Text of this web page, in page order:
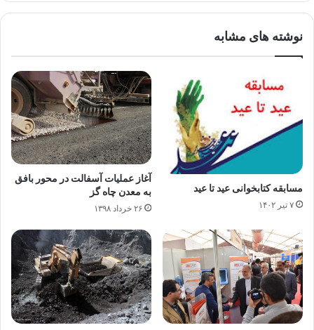
نوشته های مشابه
مسابقه کتابخوانی عید تا عید
۷ تیر ۱۴۰۲
آغاز عملیات آسفالت در محور بافق
به معدن چاه گز
۲۶ خرداد ۱۳۹۸